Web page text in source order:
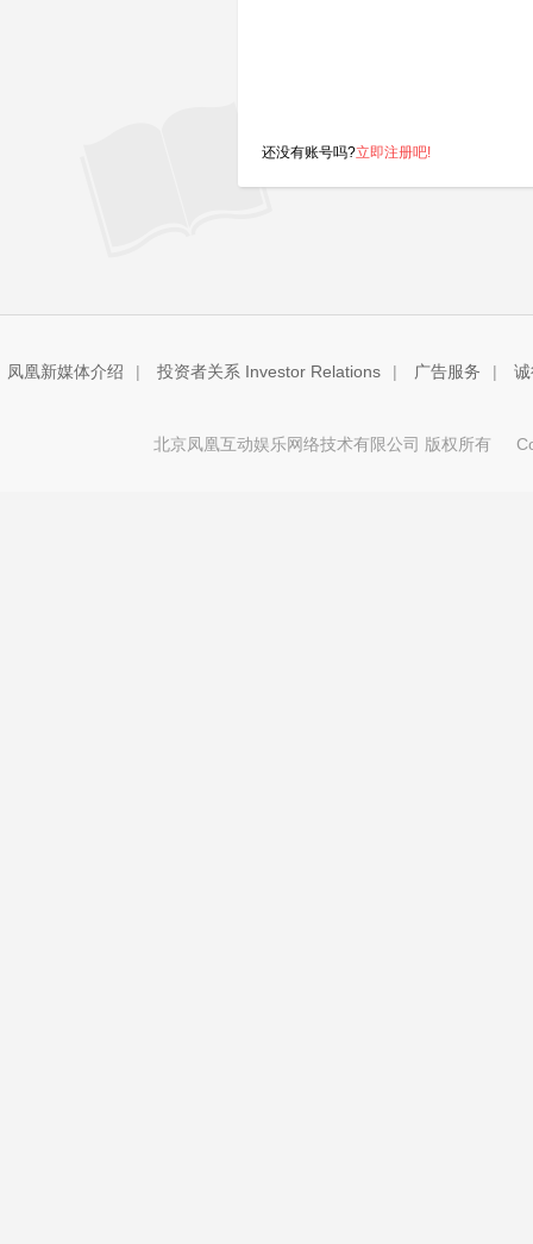
还没有账号吗?立即注册吧!
凤凰新媒体介绍 | 投资者关系 Investor Relations | 广告服务 |
北京凤凰互动娱乐网络技术有限公司 版权所有